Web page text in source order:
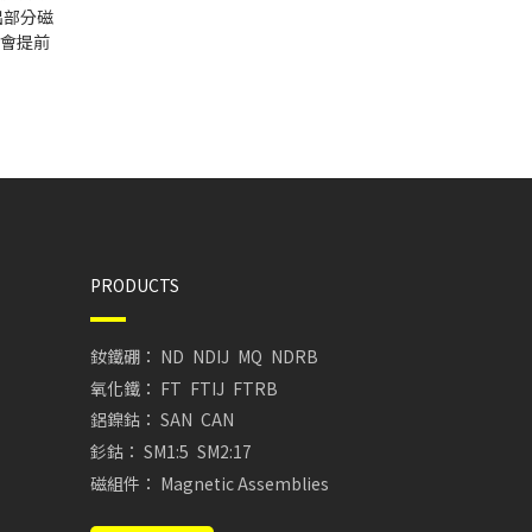
分磁
提前
PRODUCTS
釹鐵硼： ND NDIJ MQ NDRB
氧化鐵： FT FTIJ FTRB
鋁鎳鈷： SAN CAN
釤鈷： SM1:5 SM2:17
磁組件： Magnetic Assemblies